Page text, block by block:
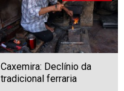
Caxemira: Declínio da
tradicional ferraria